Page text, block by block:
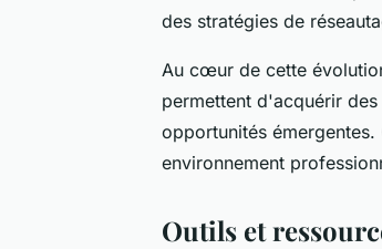
des stratégies de
Au cœur de cette
permettent d'acquérir
opportunités
environnement
Outils et